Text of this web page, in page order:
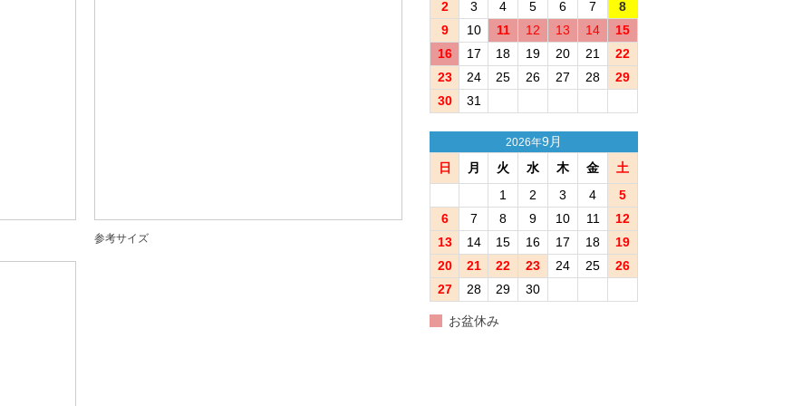
参考サイズ
2 3 4 5 6 7
8
9
10 11 12 13 14
15
16
17 18 19 20 21
22
23
24 25 26 27 28
29
30
31
2026年9月
日
月 火 水 木 金
土
1
2 3 4
5
6
7 8 9 10 11
12
13
14 15 16 17 18
19
20
21 22 23 24 25
26
27
28 29 30
お盆休み